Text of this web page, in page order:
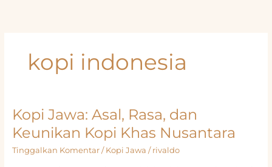
kopi indonesia
Kopi Jawa: Asal, Rasa, dan
Keunikan Kopi Khas Nusantara
Tinggalkan Komentar / Kopi Jawa / rivaldo